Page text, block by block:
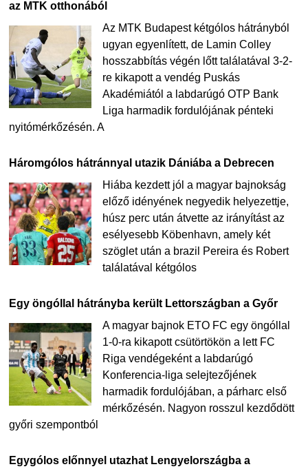
az MTK otthonából
Az MTK Budapest kétgólos hátrányból
ugyan egyenlített, de Lamin Colley
hosszabbítás végén lőtt találatával 3-2-
re kikapott a vendég Puskás
Akadémiától a labdarúgó OTP Bank
Liga harmadik fordulójának pénteki
nyitómérkőzésén. A
Háromgólos hátránnyal utazik Dániába a Debrecen
Hiába kezdett jól a magyar bajnokság
előző idényének negyedik helyezettje,
húsz perc után átvette az irányítást az
esélyesebb Köbenhavn, amely két
szöglet után a brazil Pereira és Robert
találatával kétgólos
Egy öngóllal hátrányba került Lettországban a Győr
A magyar bajnok ETO FC egy öngóllal
1-0-ra kikapott csütörtökön a lett FC
Riga vendégeként a labdarúgó
Konferencia-liga selejtezőjének
harmadik fordulójában, a párharc első
mérkőzésén. Nagyon rosszul kezdődött
győri szempontból
Egygólos előnnyel utazhat Lengyelországba a